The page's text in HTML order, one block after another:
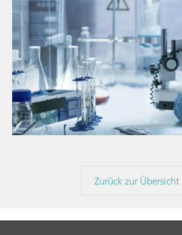
// Blogartikel
// Nahinfrarot-Spektroskopie (NIRS)
// Direktmessung
Zurück zur Übersicht